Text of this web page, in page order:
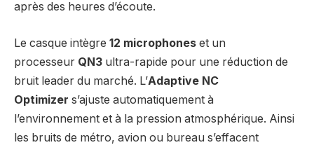
après des heures d’écoute.
Le casque intègre 12 microphones et un
processeur QN3 ultra-rapide pour une réduction de
bruit leader du marché. L’Adaptive NC
Optimizer s’ajuste automatiquement à
l’environnement et à la pression atmosphérique. Ainsi
les bruits de métro, avion ou bureau s’effacent